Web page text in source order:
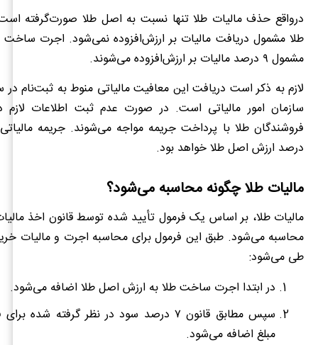
درواقع حذف مالیات طلا تنها نسبت به اصل طلا صورت‌گرفته
طلا مشمول دریافت مالیات بر ارزش‌افزوده نمی‌شود. اجرت
مشمول ۹ درصد مالیات بر ارزش‌افزوده می‌شوند.
لازم به ذکر است دریافت این معافیت مالیاتی منوط به ثبت‌نام
سازمان امور مالیاتی است. در صورت عدم ثبت اطلاعات لازم
درصد ارزش اصل طلا خواهد بود.
مالیات طلا چگونه محاسبه می‌شود؟
مالیات طلا، بر اساس یک فرمول تأیید شده توسط قانون اخذ
محاسبه می‌شود. طبق این فرمول برای محاسبه اجرت و مالیات
طی می‌شود:
در ابتدا اجرت ساخت طلا به ارزش اصل طلا اضافه می‌شود.
سپس مطابق قانون ۷ درصد سود در نظر گرفته شده
مبلغ اضافه می‌شود.